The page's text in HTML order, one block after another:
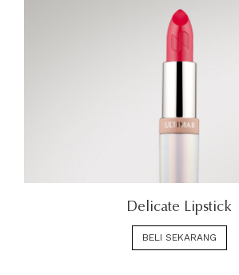
Delicate Lipstick
BELI SEKARANG